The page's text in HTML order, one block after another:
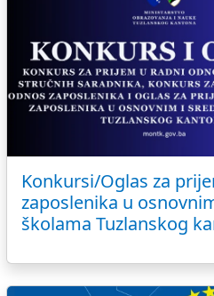
Konkursi/Oglas za
zaposlenika u
školama Tuzlanskog